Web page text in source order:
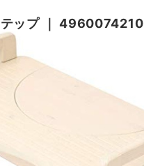
ップ｜4960074210